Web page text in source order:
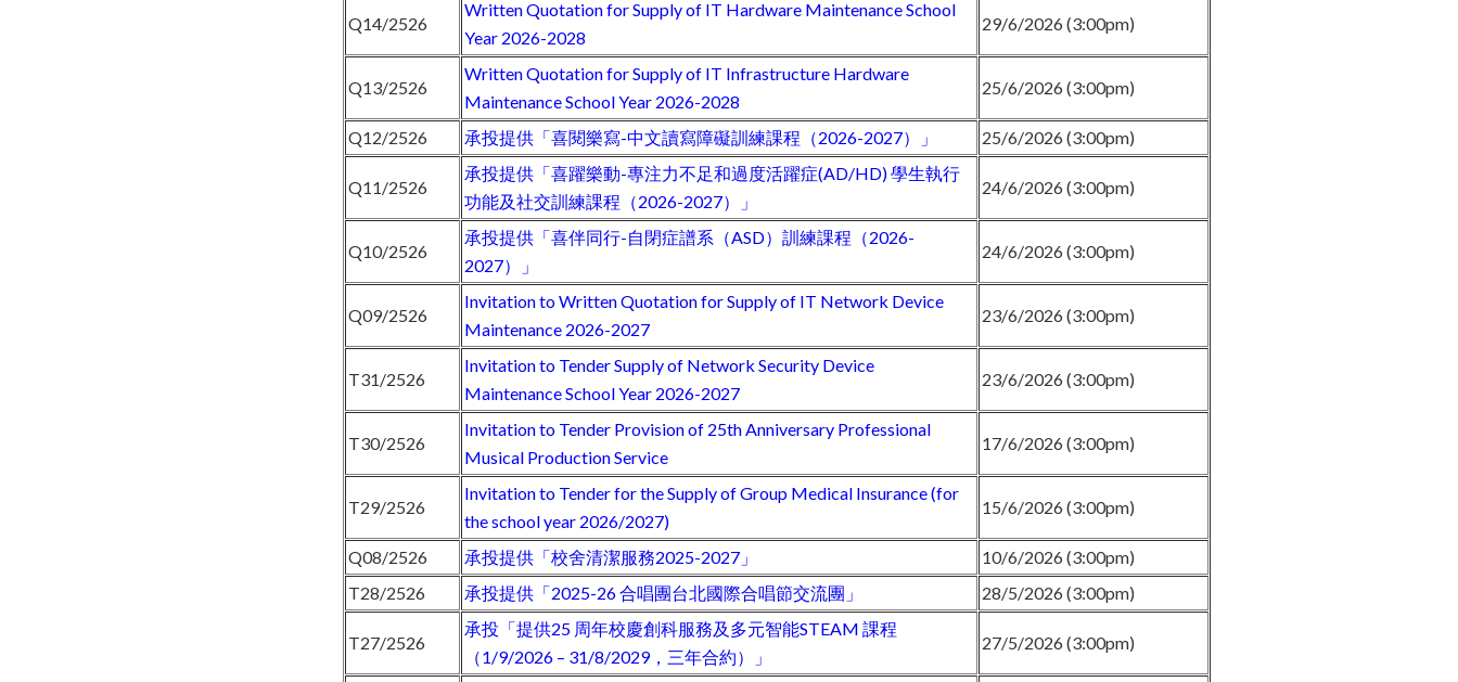
Q14/2526
Written Quotation for Supply of IT Hardware Maintenance School
Year 2026-2028
29/6/2026 (3:00pm)
Q13/2526
Written Quotation for Supply of IT Infrastructure Hardware
Maintenance School Year 2026-2028
25/6/2026 (3:00pm)
Q12/2526 承投提供「喜閱樂寫-中文讀寫障礙訓練課程（2026-2027）」 25/6/2026 (3:00pm)
Q11/2526
承投提供「喜躍樂動-專注力不足和過度活躍症(AD/HD) 學生執行
功能及社交訓練課程（2026-2027）」
24/6/2026 (3:00pm)
Q10/2526
承投提供「喜伴同行-自閉症譜系（ASD）訓練課程（2026-
2027）」
24/6/2026 (3:00pm)
Q09/2526
Invitation to Written Quotation for Supply of IT Network Device
Maintenance 2026-2027
23/6/2026 (3:00pm)
T31/2526
Invitation to Tender Supply of Network Security Device
Maintenance School Year 2026-2027
23/6/2026 (3:00pm)
T30/2526
Invitation to Tender Provision of 25th Anniversary Professional
Musical Production Service
17/6/2026 (3:00pm)
T29/2526
Invitation to Tender for the Supply of Group Medical Insurance (for
the school year 2026/2027)
15/6/2026 (3:00pm)
Q08/2526 承投提供「校舍清潔服務2025-2027」
10/6/2026 (3:00pm)
T28/2526
承投提供「2025-26 合唱團台北國際合唱節交流團」 28/5/2026 (3:00pm)
T27/2526
承投「提供25 周年校慶創科服務及多元智能STEAM 課程
（1/9/2026 – 31/8/2029，三年合約）」
27/5/2026 (3:00pm)